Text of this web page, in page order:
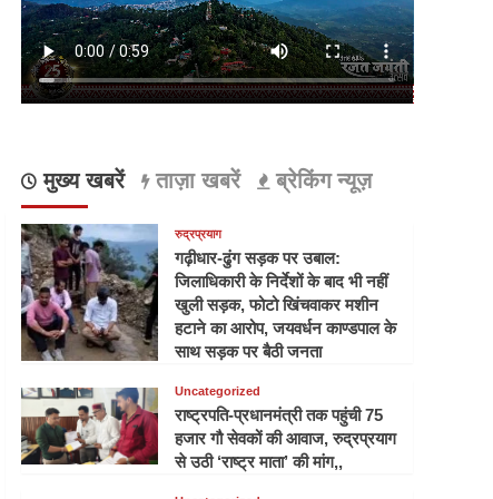
मुख्य खबरें ताज़ा खबरें ब्रेकिंग न्यूज़
रुद्रप्रयाग
गढ़ीधार-ढुंग सड़क पर उबाल:
जिलाधिकारी के निर्देशों के बाद भी नहीं
खुली सड़क, फोटो खिंचवाकर मशीन
हटाने का आरोप, जयवर्धन काण्डपाल के
साथ सड़क पर बैठी जनता
Uncategorized
राष्ट्रपति-प्रधानमंत्री तक पहुंची 75
हजार गौ सेवकों की आवाज, रुद्रप्रयाग
से उठी ‘राष्ट्र माता’ की मांग,,